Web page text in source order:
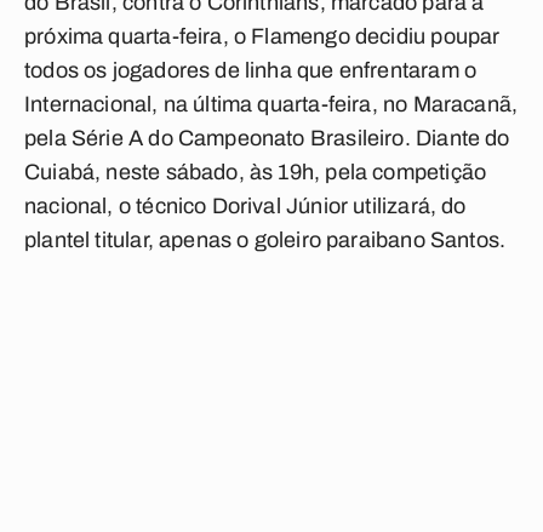
próxima quarta-feira, o Flamengo decidiu poupar
todos os jogadores de linha que enfrentaram o
Internacional, na última quarta-feira, no Maracanã,
pela Série A do Campeonato Brasileiro. Diante do
Cuiabá, neste sábado, às 19h, pela competição
nacional, o técnico Dorival Júnior utilizará, do
plantel titular, apenas o goleiro paraibano Santos.